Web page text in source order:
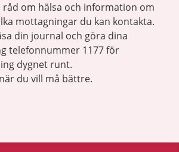
råd om hälsa och information om
mottagningar du kan kontakta.
din journal och göra dina
telefonnummer 1177 för
dygnet runt.
du vill må bättre.